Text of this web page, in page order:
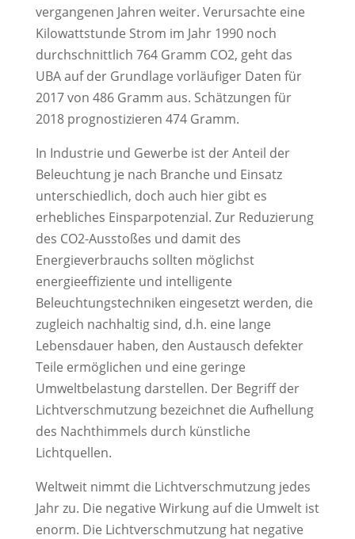
vergangenen Jahren weiter. Verursachte eine
Kilowattstunde Strom im Jahr 1990 noch
durchschnittlich 764 Gramm CO2, geht das
UBA auf der Grundlage vorläufiger Daten für
2017 von 486 Gramm aus. Schätzungen für
2018 prognostizieren 474 Gramm.
In Industrie und Gewerbe ist der Anteil der
Beleuchtung je nach Branche und Einsatz
unterschiedlich, doch auch hier gibt es
erhebliches Einsparpotenzial. Zur Reduzierung
des CO2-Ausstoßes und damit des
Energieverbrauchs sollten möglichst
energieeffiziente und intelligente
Beleuchtungstechniken eingesetzt werden, die
zugleich nachhaltig sind, d.h. eine lange
Lebensdauer haben, den Austausch defekter
Teile ermöglichen und eine geringe
Umweltbelastung darstellen. Der Begriff der
Lichtverschmutzung bezeichnet die Aufhellung
des Nachthimmels durch künstliche
Lichtquellen.
Weltweit nimmt die Lichtverschmutzung jedes
Jahr zu. Die negative Wirkung auf die Umwelt ist
enorm. Die Lichtverschmutzung hat negative